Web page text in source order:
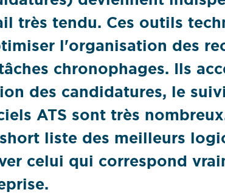
très tendu. Ces outils
l'organisation des
chronophages. Ils
des candidatures, le
ATS sont très
liste des meilleurs
celui qui correspond